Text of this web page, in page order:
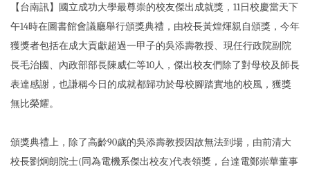
【台南訊】國立成功大學最尊崇的校友傑出成就獎，11日校慶當天下
午14時在圖書館會議廳舉行頒獎典禮，由校長黃煌煇親自頒獎，今年
獲獎者包括在成大貢獻超過一甲子的吳添壽教授、現任行政院副院
長毛治國、內政部部長陳威仁等10人，傑出校友們除了對母校及師長
表達感謝，也謙稱今日的成就都歸功於母校腳踏實地的校風，獲獎
無比榮耀。
頒獎典禮上，除了高齡90歲的吳添壽教授因故無法到場，由前清大
校長劉炯朗院士(同為電機系傑出校友)代表領獎，台達電鄭崇華董事